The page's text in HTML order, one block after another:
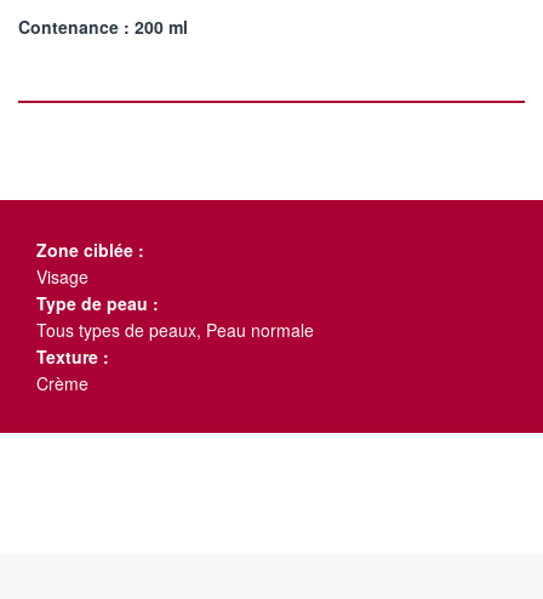
Contenance : 200 ml
Zone ciblée :
Visage
Type de peau :
Tous types de peaux, Peau normale
Texture :
Crème